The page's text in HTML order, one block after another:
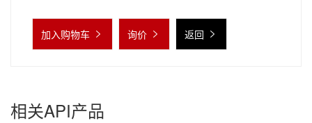
加入购物车 询价 返回
相关API产品